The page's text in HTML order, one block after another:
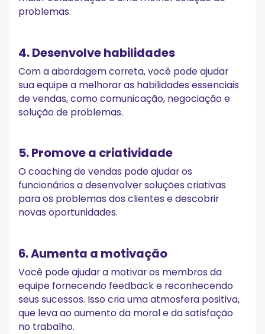
problemas.
4. Desenvolve habilidades
Com a abordagem correta, você pode ajudar
sua equipe a melhorar as habilidades essenciais
de vendas, como comunicação, negociação e
solução de problemas.
5. Promove a criatividade
O coaching de vendas pode ajudar os
funcionários a desenvolver soluções criativas
para os problemas dos clientes e descobrir
novas oportunidades.
6. Aumenta a motivação
Você pode ajudar a motivar os membros da
equipe fornecendo feedback e reconhecendo
seus sucessos. Isso cria uma atmosfera positiva,
que leva ao aumento da moral e da satisfação
no trabalho.